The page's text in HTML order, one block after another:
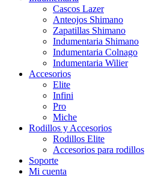
Cascos Lazer
Anteojos Shimano
Zapatillas Shimano
Indumentaria Shimano
Indumentaria Colnago
Indumentaria Wilier
Accesorios
Elite
Infini
Pro
Miche
Rodillos y Accesorios
Rodillos Elite
Accesorios para rodillos
Soporte
Mi cuenta